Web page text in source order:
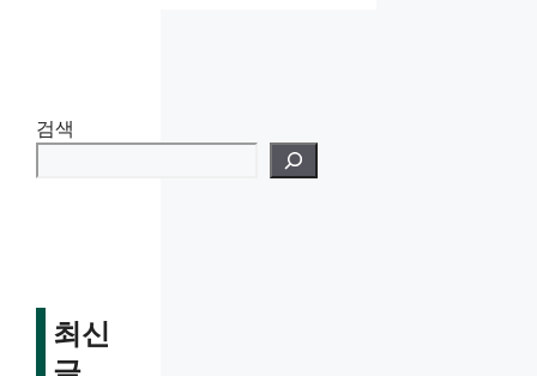
검색
최신